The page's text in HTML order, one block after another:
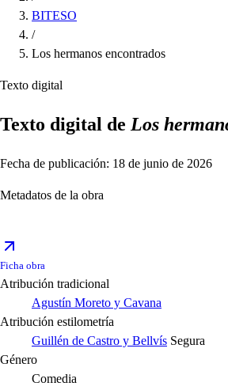
BITESO
/
Los hermanos encontrados
Texto digital
Texto digital de Los
Fecha de publicación: 18 de junio de 2026
Metadatos de la obra
Ficha obra
Atribución tradicional
Agustín Moreto y Cavana
Atribución estilometría
Guillén de Castro y Bellvís Segura
Género
Comedia